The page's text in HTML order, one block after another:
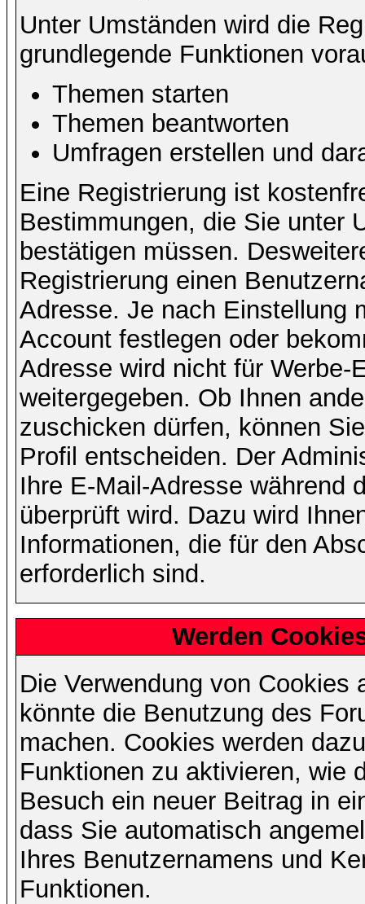
Unter Umständen wird die
grundlegende Funktionen
Themen starten
Themen beantworten
Umfragen erstellen und
Eine Registrierung ist
Bestimmungen, die Sie unter
bestätigen müssen.
Registrierung einen
Adresse. Je nach Einstellung
Account festlegen oder
Adresse wird nicht für
weitergegeben. Ob Ihnen
zuschicken dürfen, können
Profil entscheiden. Der
Ihre E-Mail-Adresse während
überprüft wird. Dazu wird
Informationen, die für den
erforderlich sind.
Werden
Die Verwendung von
könnte die Benutzung des
machen. Cookies werden
Funktionen zu aktivieren, wie
Besuch ein neuer Beitrag in
dass Sie automatisch
Ihres Benutzernamens und
Funktionen.